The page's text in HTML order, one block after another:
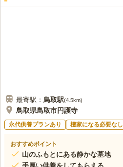
最寄駅： 鳥取駅(4.5km)
鳥取県鳥取市円護寺
永代供養プランあり 檀家になる必要なし
おすすめポイント
山のふもとにある静かな墓地